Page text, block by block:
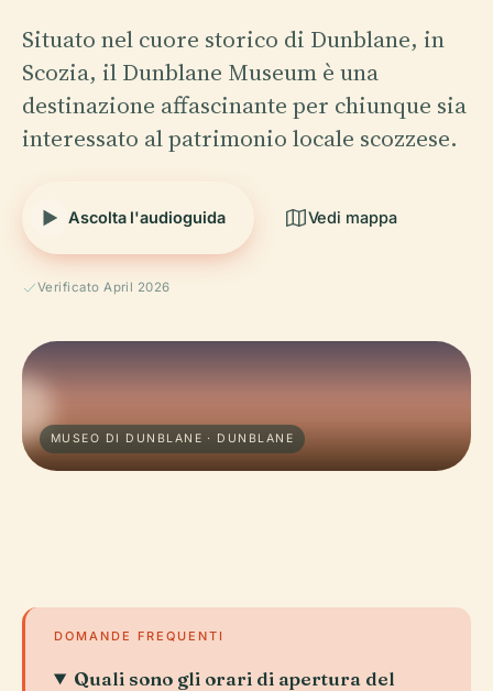
Situato nel cuore storico di Dunblane, in
Scozia, il Dunblane Museum è una
destinazione affascinante per chiunque sia
interessato al patrimonio locale scozzese.
Ascolta l'audioguida Vedi mappa
Verificato April 2026
MUSEO DI DUNBLANE · DUNBLANE
DOMANDE FREQUENTI
Quali sono gli orari di apertura del